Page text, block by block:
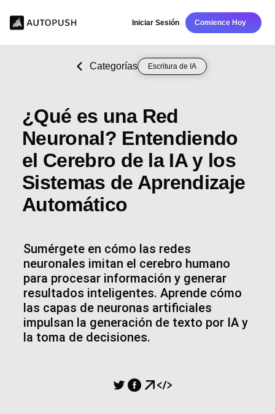
Iniciar Sesión Comience Hoy
Categorías Escritura de IA
¿Qué es una Red
Neuronal? Entendiendo
el Cerebro de la IA y los
Sistemas de Aprendizaje
Automático
Sumérgete en cómo las redes
neuronales imitan el cerebro humano
para procesar información y generar
resultados inteligentes. Aprende cómo
las capas de neuronas artificiales
impulsan la generación de texto por IA y
la toma de decisiones.